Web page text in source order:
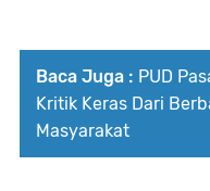
Baca Juga : PUD
Kritik Keras Dari
Masyarakat